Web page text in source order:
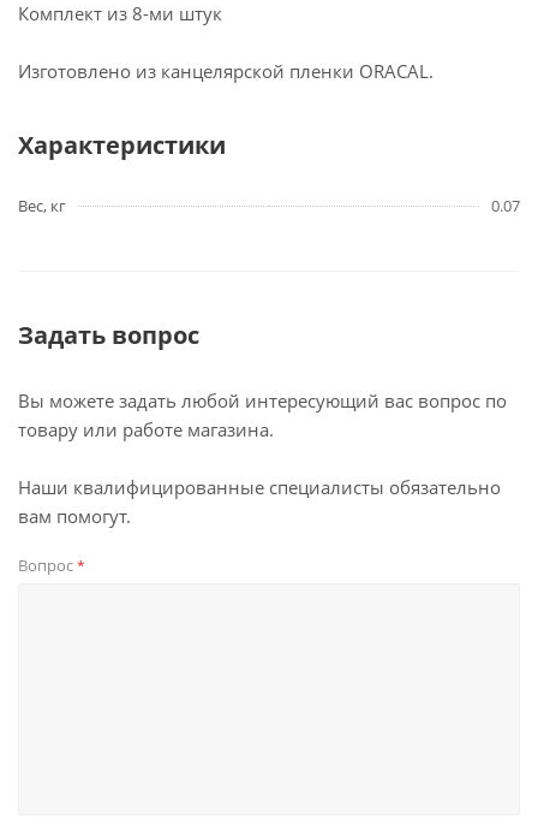
Комплект из 8-ми штук
Изготовлено из канцелярской пленки ORACAL.
Характеристики
Вес, кг 0.07
Задать вопрос
Вы можете задать любой интересующий вас вопрос по
товару или работе магазина.
Наши квалифицированные специалисты обязательно
вам помогут.
Вопрос*